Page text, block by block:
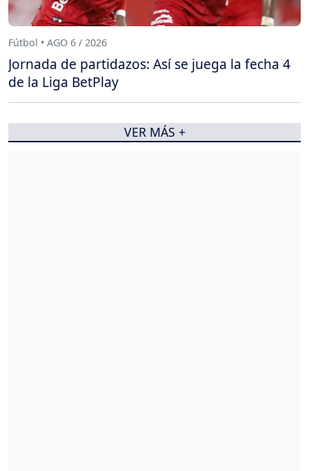
Fútbol • AGO 6 / 2026
Jornada de partidazos: Así se juega la fecha 4
de la Liga BetPlay
VER MÁS +